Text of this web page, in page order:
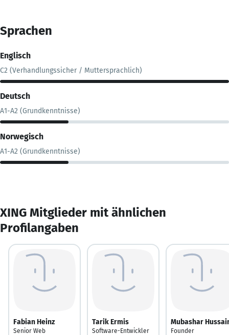
Sprachen
Englisch
C2 (Verhandlungssicher / Muttersprachlich)
Deutsch
A1-A2 (Grundkenntnisse)
Norwegisch
A1-A2 (Grundkenntnisse)
XING Mitglieder mit ähnlichen
Profilangaben
Fabian Heinz
Senior Web
Tarik Ermis
Software-Entwickler
Mubashar
Founder